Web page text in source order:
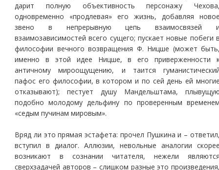
дарит полную объективность персонажу
одновременно «продлевая» его жизнь, добавляя
звено в непрерывную цепь взаимосвязей
взаимозависимостей всего сущего; пускает новые побеги
философии вечного возвращения Ф. Ницше (может
именно в этой идее Ницше, в его приверженности
античному мироощущению, и таится
пафос его философии, в котором и по сей день ей
отказывают); пестует душу Мандельштама,
подобно молодому дельфину по проверенным
«седым пучинам мировым».
Вряд ли это прямая эстафета: прочел Пушкина и –
вступил в диалог. Аллюзии, невольные аналогии
возникают в сознании читателя, нежели
сверхзадачей авторов – слишком разные это